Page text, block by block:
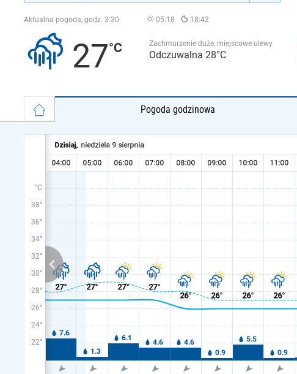
Aktualna pogoda, godz. 3:30 05:18 18:42
27 Zachmurzenie duże, miejscowe ulewy
Odczuwalna 28°C
Pogoda godzinowa
°C
38°
36°
34°
32°
30°
28°
26°
24°
22°